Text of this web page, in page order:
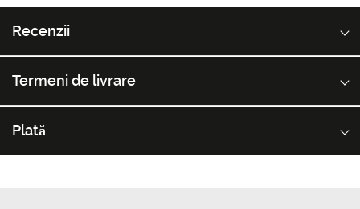
Recenzii
Termeni de livrare
Plată